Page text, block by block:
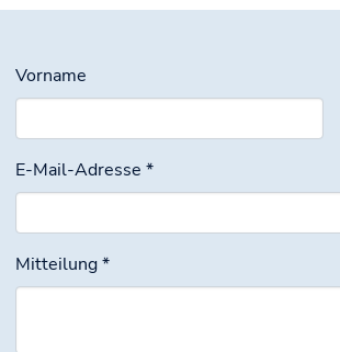
Vorname
E-Mail-Adresse*
Mitteilung*